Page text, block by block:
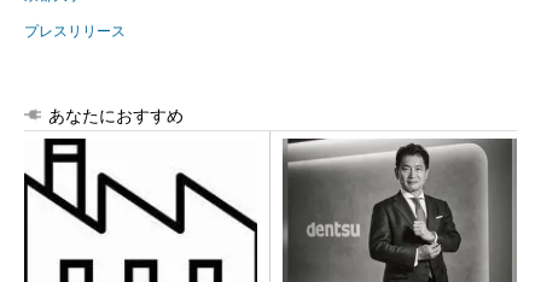
プレスリリース
あなたにおすすめ